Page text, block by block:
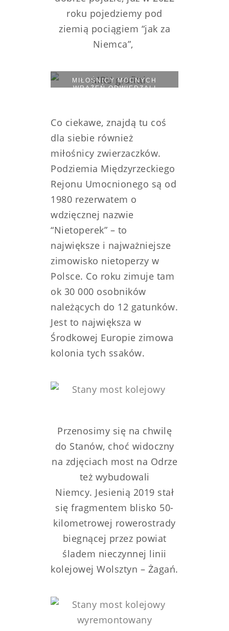
roku pojedziemy pod
ziemią pociągiem “jak za
Niemca”,
MIŁOŚNICY MOCNYCH
WRAŻEŃ ODWIEDZALI
Co ciekawe, znajdą tu coś
dla siebie również
miłośnicy zwierzaczków.
Podziemia Międzyrzeckiego
Rejonu Umocnionego są od
1980 rezerwatem o
wdzięcznej nazwie
“Nietoperek” – to
największe i najważniejsze
zimowisko nietoperzy w
Polsce. Co roku zimuje tam
ok 30 000 osobników
należących do 12 gatunków.
Jest to największa w
Środkowej Europie zimowa
kolonia tych ssaków.
Przenosimy się na chwilę
do Stanów, choć widoczny
na zdjęciach most na Odrze
też wybudowali
Niemcy. Jesienią 2019 stał
się fragmentem blisko 50-
kilometrowej rowerostrady
biegnącej przez powiat
śladem nieczynnej linii
kolejowej Wolsztyn – Żagań.